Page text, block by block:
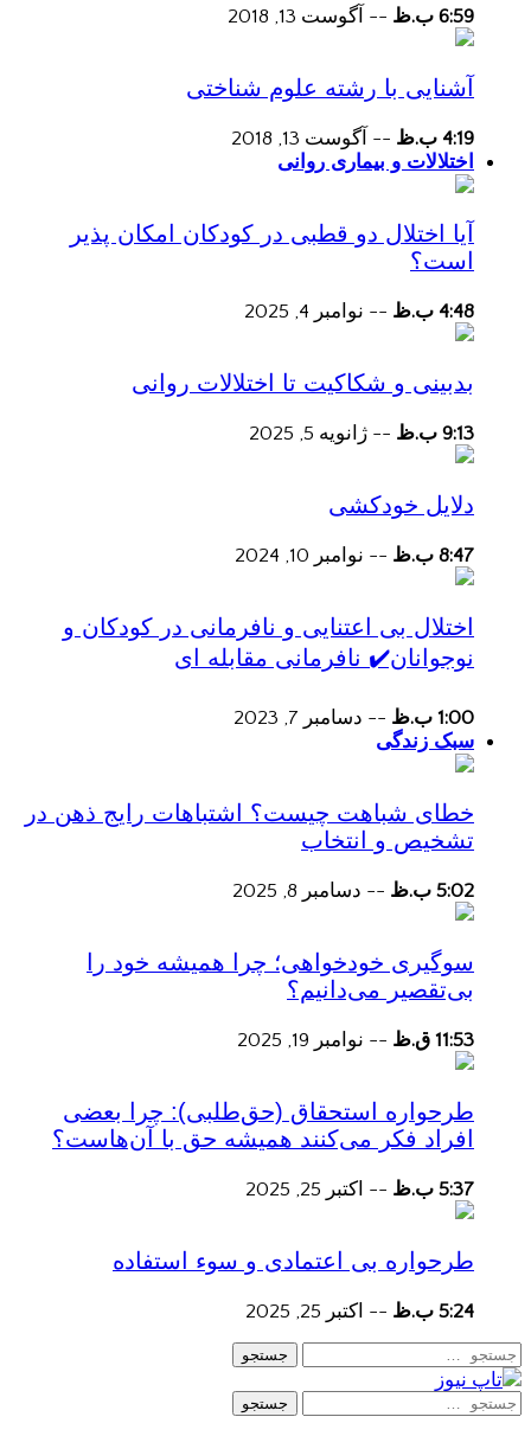
6:59 ب.ظ -- آگوست 13, 2018
آشنایی با رشته علوم شناختی
4:19 ب.ظ -- آگوست 13, 2018
اختلالات و بیماری روانی
آیا اختلال دو قطبی در کودکان امکان پذیر
است؟
4:48 ب.ظ -- نوامبر 4, 2025
بدبینی و شکاکیت تا اختلالات روانی
9:13 ب.ظ -- ژانویه 5, 2025
دلایل خودکشی
8:47 ب.ظ -- نوامبر 10, 2024
اختلال بی اعتنایی و نافرمانی در کودکان و
نوجوانان✔️ نافرمانی مقابله ای
1:00 ب.ظ -- دسامبر 7, 2023
سبک زندگی
خطای شباهت چیست؟ اشتباهات رایج ذهن در
تشخیص و انتخاب
5:02 ب.ظ -- دسامبر 8, 2025
سوگیری خودخواهی؛ چرا همیشه خود را
بی‌تقصیر می‌دانیم؟
11:53 ق.ظ -- نوامبر 19, 2025
طرحواره استحقاق (حق‌طلبی): چرا بعضی
افراد فکر می‌کنند همیشه حق با آن‌هاست؟
5:37 ب.ظ -- اکتبر 25, 2025
طرحواره بی اعتمادی و سوء استفاده
5:24 ب.ظ -- اکتبر 25, 2025
جستجو
جستجو